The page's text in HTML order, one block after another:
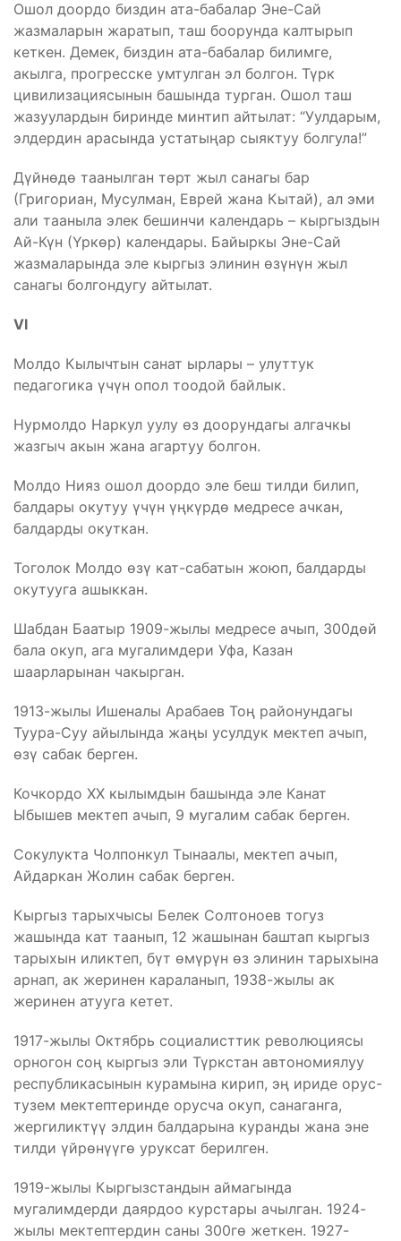
Ошол доордо биздин ата-бабалар Эне-Сай
жазмаларын жаратып, таш боорунда калтырып
кеткен. Демек, биздин ата-бабалар билимге,
акылга, прогресске умтулган эл болгон. Түрк
цивилизациясынын башында турган. Ошол таш
жазуулардын биринде минтип айтылат: “Уулдарым,
элдердин арасында устатыңар сыяктуу болгула!”
Дүйнөдө таанылган төрт жыл санагы бар
(Григориан, Мусулман, Еврей жана Кытай), ал эми
али тааныла элек бешинчи календарь – кыргыздын
Ай-Күн (Үркөр) календары. Байыркы Эне-Сай
жазмаларында эле кыргыз элинин өзүнүн жыл
санагы болгондугу айтылат.
VI
Молдо Кылычтын санат ырлары – улуттук
педагогика үчүн опол тоодой байлык.
Нурмолдо Наркул уулу өз доорундагы алгачкы
жазгыч акын жана агартуу болгон.
Молдо Нияз ошол доордо эле беш тилди билип,
балдары окутуу үчүн үңкүрдө медресе ачкан,
балдарды окуткан.
Тоголок Молдо өзү кат-сабатын жоюп, балдарды
окутууга ашыккан.
Шабдан Баатыр 1909-жылы медресе ачып, 300дөй
бала окуп, ага мугалимдери Уфа, Казан
шаарларынан чакырган.
1913-жылы Ишеналы Арабаев Тоң районундагы
Туура-Суу айылында жаңы усулдук мектеп ачып,
өзү сабак берген.
Кочкордо XX кылымдын башында эле Канат
Ыбышев мектеп ачып, 9 мугалим сабак берген.
Сокулукта Чолпонкул Тынаалы, мектеп ачып,
Айдаркан Жолин сабак берген.
Кыргыз тарыхчысы Белек Солтоноев тогуз
жашында кат таанып, 12 жашынан баштап кыргыз
тарыхын иликтеп, бүт өмүрүн өз элинин тарыхына
арнап, ак жеринен караланып, 1938-жылы ак
жеринен атууга кетет.
1917-жылы Октябрь социалисттик революциясы
орногон соң кыргыз эли Түркстан автономиялуу
республикасынын курамына кирип, эң ириде орус-
тузем мектептеринде орусча окуп, санаганга,
жергиликтүү элдин балдарына куранды жана эне
тилди үйрөнүүгө уруксат берилген.
1919-жылы Кыргызстандын аймагында
мугалимдерди даярдоо курстары ачылган. 1924-
жылы мектептердин саны 300гө жеткен. 1927-